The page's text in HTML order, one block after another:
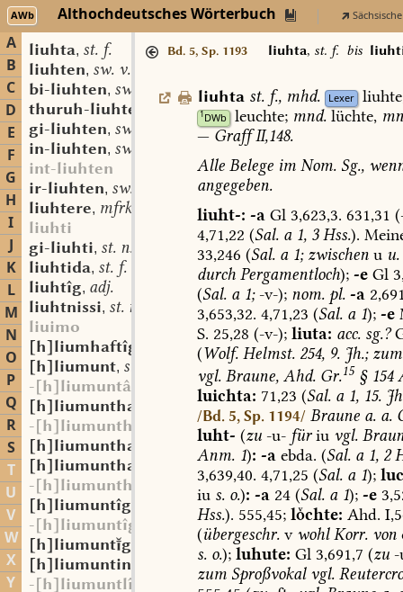
AWb Althochdeutsches Wörterbuch
A
B
C
D
E
F
G
H
I
J
K
L
M
N
O
P
Q
R
S
T
U
V
W
X
Y
liuhta, st. f.
liuhten, sw. v.
bi-liuhten, sw. v.
thuruh-liuhten
sw. v.
gi-liuhten, sw. v.
in-liuhten, sw. v.
int-liuhten
ir-liuhten, sw. v.
liuhtere, mfrk. st. m.
liuhti
gi-liuhti, st. n.
liuhtida, st. f.
liuhtîg, adj.
liuhtnissi, st. n.
liuimo
[h]liumhaftîg
[h]liumunt, st. m. f.
-[h]liumuntâri
[h]liumunthaft
-[h]liumunthaftî
[h]liumunthaftîg
[h]liumunthaftgî
st. f.
-[h]liumunthaftôn
[h]liumuntîg
-[h]liumuntîg
[h]liumuntgî
[h]liumunting
-[h]liumuntlîh
Bd. 5, Sp. 1193 liuhta, st. f.bis
liuhta st. f., mhd. Lexer
1DWb leuchte; mnd.lüchte,
— GraffII,148.
AlleBelegeimNom.Sg.,
angegeben.
liuht-: -aGl3,623,3. 631,31
4,71,22 (Sal. a1,3Hss.).
33,246 (Sal.a1;zwischenu u.
durchPergamentloch); -eGl
(Sal.a1;-v-); nom.pl. -a
3,653,32. 4,71,23 (Sal.a1); -e
S. 25,28 (-v-); liuta: acc.sg.?
(Wolf.Helmst.254, 9.Jh.;zum
vgl.Braune,Ahd.Gr.15 §154
luichta: 71,23 (Sal.a1,15.
/Bd. 5, Sp. 1194/ Braunea.a.
luht- (zu-u- füriu vgl.
Anm.1): -aebda. (Sal.a1,2
3,639,40. 4,71,25 (Sal.a1);
iu s.o.): -a24 (Sal.a1); -e
Hss.). 555,45; lchte: Ahd.
(übergeschr.v wohlKorr.von
s.o.); luhute: Gl3,691,7 (zu-
zum Sproßvokalvgl.